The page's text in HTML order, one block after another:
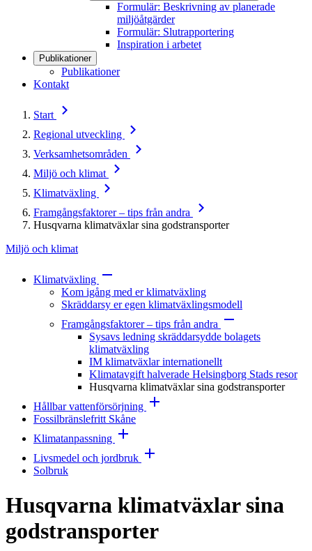
Formulär: Beskrivning av planerade
miljöåtgärder
Formulär: Slutrapportering
Inspiration i arbetet
Publikationer
Publikationer
Kontakt
Start
Regional utveckling
Verksamhetsområden
Miljö och klimat
Klimatväxling
Framgångsfaktorer – tips från andra
Husqvarna klimatväxlar sina godstransporter
Miljö och klimat
Klimatväxling
Kom igång med er klimatväxling
Skräddarsy er egen klimatväxlingsmodell
Framgångsfaktorer – tips från andra
Sysavs ledning skräddarsydde bolagets
klimatväxling
IM klimatväxlar internationellt
Klimatavgift halverade Helsingborg Stads resor
Husqvarna klimatväxlar sina godstransporter
Hållbar vattenförsörjning
Fossilbränslefritt Skåne
Klimatanpassning
Livsmedel och jordbruk
Solbruk
Husqvarna klimatväxlar sina
godstransporter